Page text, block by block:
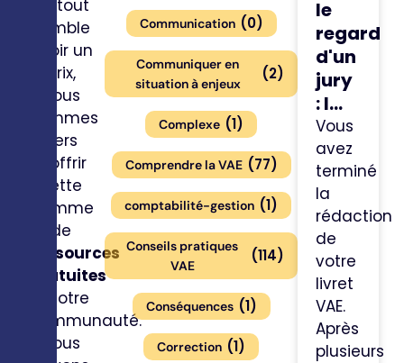
où tout
semble
avoir un
prix,
nous
sommes
fiers
d’offrir
cette
gamme
de
ressources
gratuites
à notre
communauté.
Nous
Communication (0)
Communiquer en
situation à enjeux
(2)
Complexe (1)
Comprendre la VAE (77)
comptabilité-gestion (1)
Conseils pratiques
VAE
(114)
Conséquences (1)
Correction (1)
le
regard
d'un
jury
: l...
Vous
avez
terminé
la
rédaction
de
votre
livret
VAE.
Après
plusieurs